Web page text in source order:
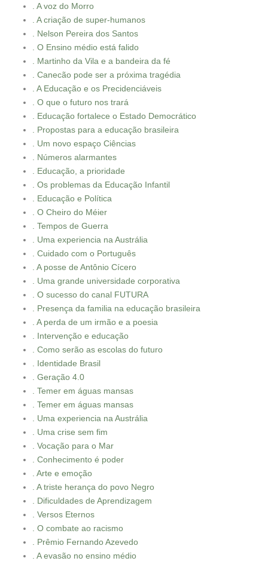
. A voz do Morro
. A criação de super-humanos
. Nelson Pereira dos Santos
. O Ensino médio está falido
. Martinho da Vila e a bandeira da fé
. Canecão pode ser a próxima tragédia
. A Educação e os Precidenciáveis
. O que o futuro nos trará
. Educação fortalece o Estado Democrático
. Propostas para a educação brasileira
. Um novo espaço Ciências
. Números alarmantes
. Educação, a prioridade
. Os problemas da Educação Infantil
. Educação e Política
. O Cheiro do Méier
. Tempos de Guerra
. Uma experiencia na Austrália
. Cuidado com o Português
. A posse de Antônio Cícero
. Uma grande universidade corporativa
. O sucesso do canal FUTURA
. Presença da familia na educação brasileira
. A perda de um irmão e a poesia
. Intervenção e educação
. Como serão as escolas do futuro
. Identidade Brasil
. Geração 4.0
. Temer em águas mansas
. Temer em águas mansas
. Uma experiencia na Austrália
. Uma crise sem fim
. Vocação para o Mar
. Conhecimento é poder
. Arte e emoção
. A triste herança do povo Negro
. Dificuldades de Aprendizagem
. Versos Eternos
. O combate ao racismo
. Prêmio Fernando Azevedo
. A evasão no ensino médio